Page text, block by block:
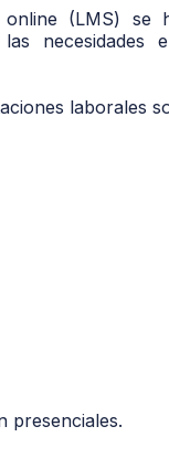
(LMS) se
las necesidades
laborales
presenciales.